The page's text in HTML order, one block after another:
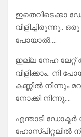
ഇതെവിടെക്കാ
വിളിച്ചിരുന്നു..
പോയാൽ….
ഇല്ല നേഹ ലേറ്റ്
വിളിക്കാം.. നി
കണ്ണിൽ നിന്നും
നോക്കി നിന്നു….
എന്താടി ഡോക്ടർ
ഹോസ്പിറ്റലിൽ